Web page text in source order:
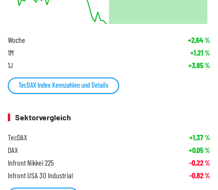
Woche +2,64%
1M +1,21 %
1J +3,85%
TecDAX Index Kennzahlen und Details
Sektorvergleich
TecDAX +1,37%
DAX +0,05%
Infront Nikkei 225 -0,22%
Infront USA 30 Industrial -0,82%